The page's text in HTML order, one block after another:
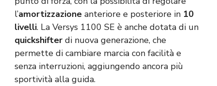
l’amortizzazione anteriore e posteriore in 10
livelli. La Versys 1100 SE è anche dotata di un
quickshifter di nuova generazione, che
permette di cambiare marcia con facilità e
senza interruzioni, aggiungendo ancora più
sportività alla guida.